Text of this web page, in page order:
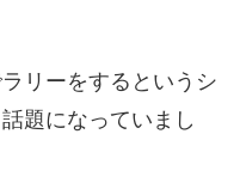
リーをするというシ
題になっていまし